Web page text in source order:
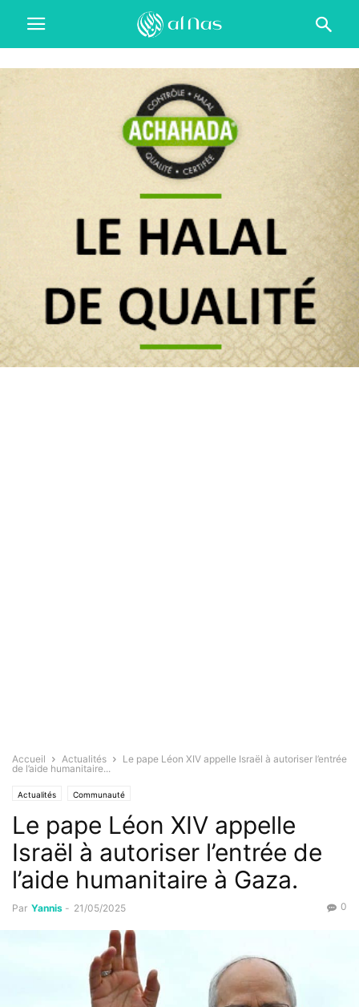
Accueil Actualités
Le pape Léon XIV appelle Israël à autoriser l’entrée
de l’aide humanitaire...
Actualités Communauté
Le pape Léon XIV appelle
Israël à autoriser l’entrée de
l’aide humanitaire à Gaza.
Par Yannis - 21/05/2025 0